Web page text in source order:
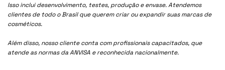
Isso inclui desenvolvimento, testes, produção e envase. Atendemos
clientes de todo o Brasil que querem criar ou expandir suas marcas de
cosméticos.
Além disso, nosso cliente conta com profissionais capacitados, que
atende as normas da ANVISA e reconhecida nacionalmente.